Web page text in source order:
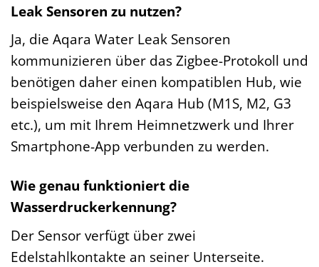
Leak Sensoren zu nutzen?
Ja, die Aqara Water Leak Sensoren
kommunizieren über das Zigbee-Protokoll und
benötigen daher einen kompatiblen Hub, wie
beispielsweise den Aqara Hub (M1S, M2, G3
etc.), um mit Ihrem Heimnetzwerk und Ihrer
Smartphone-App verbunden zu werden.
Wie genau funktioniert die
Wasserdruckerkennung?
Der Sensor verfügt über zwei
Edelstahlkontakte an seiner Unterseite.